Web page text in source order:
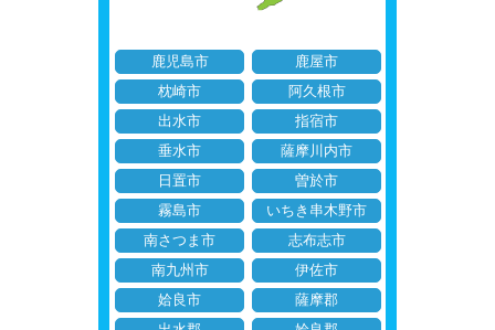
鹿児島市
鹿屋市
枕崎市
阿久根市
出水市
指宿市
垂水市
薩摩川内市
日置市
曽於市
霧島市
いちき串木野市
南さつま市
志布志市
南九州市
伊佐市
姶良市
薩摩郡